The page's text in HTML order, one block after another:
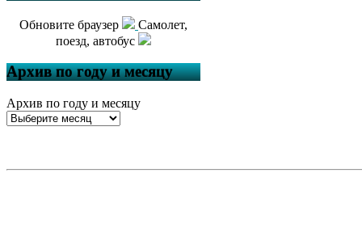
Обновите браузер
Самолет,
поезд, автобус
Архив по году и месяцу
Архив по году и месяцу